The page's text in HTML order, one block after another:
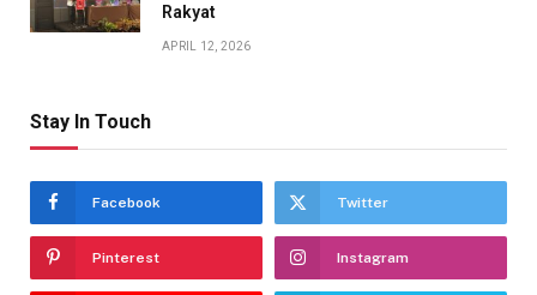
Rakyat
APRIL 12, 2026
Stay In Touch
Facebook Twitter
Pinterest Instagram